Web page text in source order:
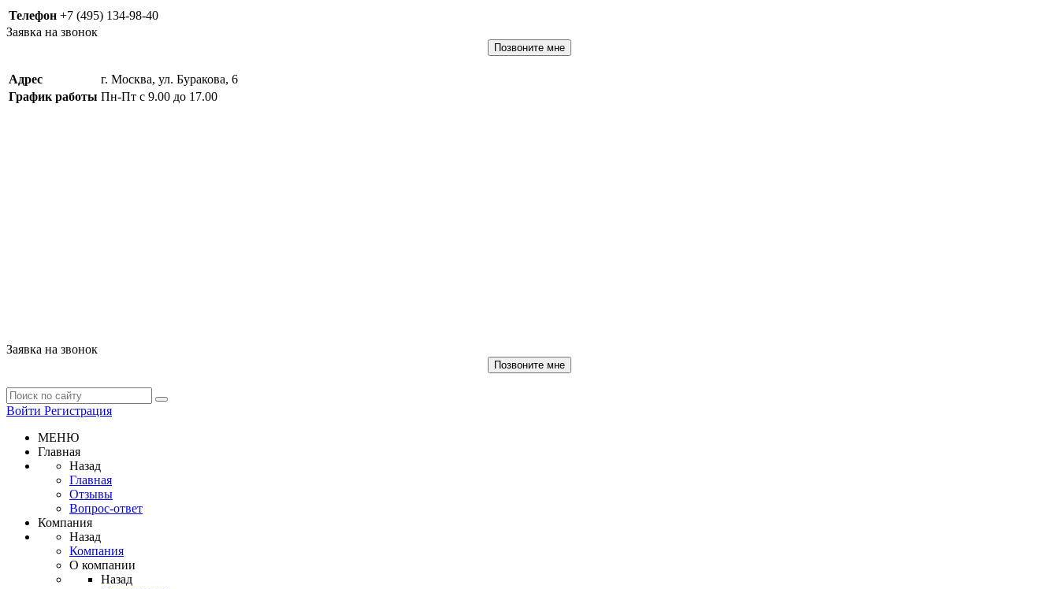
Телефон +7 (495) 134-98-40
Заявка на звонок
Позвоните мне
Адрес
г. Москва, ул. Буракова, 6
График работы Пн-Пт с 9.00 до 17.00
Заявка на звонок
Позвоните мне
Войти Регистрация
МЕНЮ
Главная
Назад
Главная
Отзывы
Вопрос-ответ
Компания
Назад
Компания
О компании
Назад